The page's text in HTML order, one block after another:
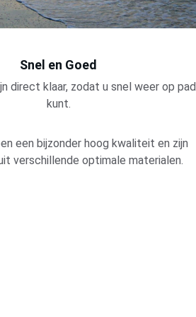
Snel en Goed
direct klaar, zodat u snel weer op pad
kunt.
een bijzonder hoog kwaliteit en zijn
verschillende optimale materialen.